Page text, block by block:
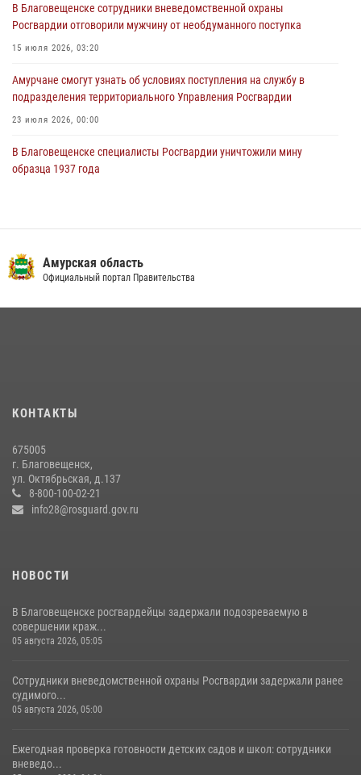
Координационного совета по вопросам частной охранной
деятельности при Управлении Росгвардии по Амурской области
21 июля 2026, 01:10
В Благовещенске сотрудники вневедомственной охраны
Росгвардии отговорили мужчину от необдуманного поступка
15 июля 2026, 03:20
Амурчане смогут узнать об условиях поступления на службу в
подразделения территориального Управления Росгвардии
23 июля 2026, 00:00
В Благовещенске специалисты Росгвардии уничтожили мину
образца 1937 года
27 июля 2026, 06:28 2
28 июля 2026, 09:01
моноярмарке
13 июля 2026, 03:27
Амурская область
Официальный портал Правительства
КОНТАКТЫ
675005
г. Благовещенск,
ул. Октябрьская, д.137
8-800-100-02-21
info28@rosguard.gov.ru
НОВОСТИ
В Благовещенске росгвардейцы задержали подозреваемую в
совершении краж...
05 августа 2026, 05:05
Сотрудники вневедомственной охраны Росгвардии задержали ранее
судимого...
05 августа 2026, 05:00
Ежегодная проверка готовности детских садов и школ: сотрудники
вневедо...